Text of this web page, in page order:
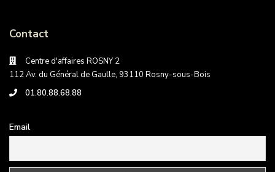
Contact
Centre d'affaires ROSNY 2
112 Av. du Général de Gaulle, 93110 Rosny-sous-Bois
01.80.88.68.88
Email